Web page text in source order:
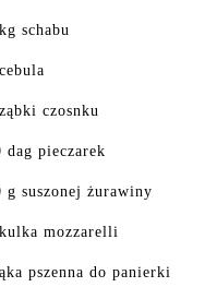
schabu
czosnku
dag pieczarek
g suszonej żurawiny
mozzarelli
pszenna do panierki